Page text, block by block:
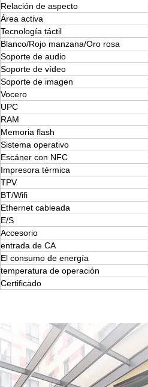
Relación de aspecto
Área activa
Tecnología táctil
Blanco/Rojo manzana/Oro rosa
Soporte de audio
Soporte de vídeo
Soporte de imagen
Vocero
UPC
RAM
Memoria flash
Sistema operativo
Escáner con NFC
Impresora térmica
TPV
BT/Wifi
Ethernet cableada
E/S
Accesorio
entrada de CA
El consumo de energía
temperatura de operación
Certificado